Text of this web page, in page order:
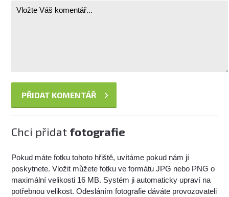
Chci přidat fotografie
Pokud máte fotku tohoto hřiště, uvítáme pokud nám jí
poskytnete. Vložit můžete fotku ve formátu JPG nebo PNG o
maximální velikosti 16 MB. Systém ji automaticky upraví na
potřebnou velikost. Odesláním fotografie dáváte provozovateli